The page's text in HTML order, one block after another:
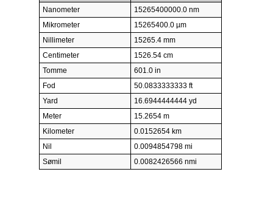
Nanometer
15265400000.0 nm
Mikrometer
15265400.0 µm
Nillimeter
15265.4 mm
Centimeter
1526.54 cm
Tomme
601.0 in
Fod
50.0833333333 ft
Yard
16.6944444444 yd
Meter
15.2654 m
Kilometer
0.0152654 km
Nil
0.0094854798 mi
Sømil
0.0082426566 nmi